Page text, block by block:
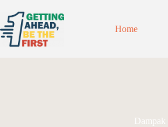
Home